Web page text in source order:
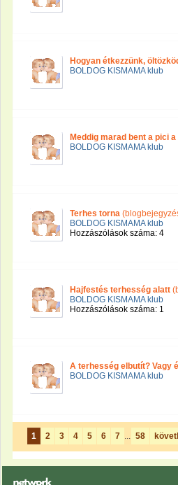
Hogyan étkezzünk,
BOLDOG KISMAMA klub
Meddig marad bent a pici
BOLDOG KISMAMA klub
Terhes torna
BOLDOG KISMAMA klub
Hozzászólások száma: 4
Hajfestés terhesség alatt
BOLDOG KISMAMA klub
Hozzászólások száma: 1
A terhesség elbutít? Vagy
BOLDOG KISMAMA klub
1 2 3 4 5 6 7 ... 58